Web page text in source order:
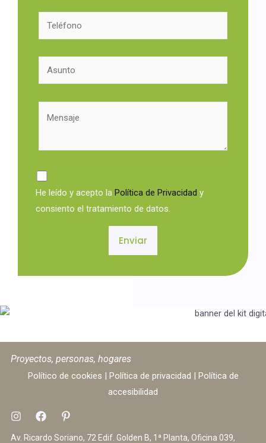
He leído y acepto la Política de Privacidad y
consiento el tratamiento de datos.
Proyectos, personas, hogares
Político de cookies | Política de privacidad | Política de
accesibilidad
Av. Ricardo Soriano, 72 Edif. Golden B, 1ª Planta, Oficina 039,